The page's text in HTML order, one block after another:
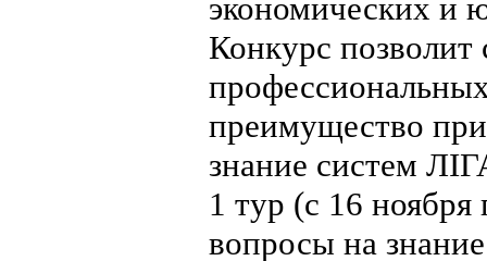
экономических и
Конкурс позволит
преимущество при
знание систем
1 тур (с 16 ноября
вопросы на